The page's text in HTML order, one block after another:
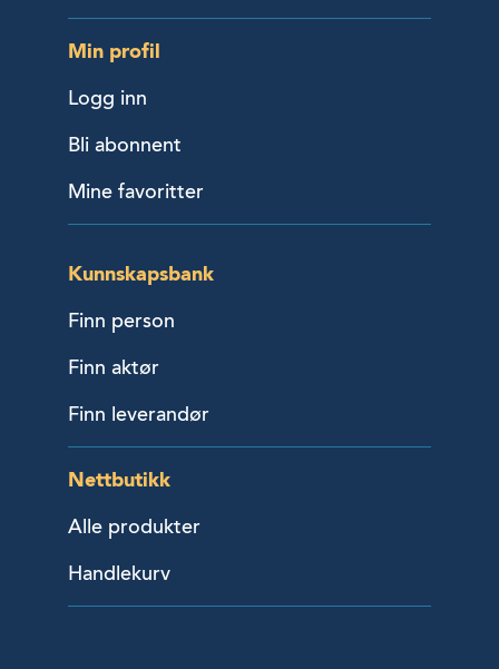
Min profil
Logg inn
Bli abonnent
Mine favoritter
Kunnskapsbank
Finn person
Finn aktør
Finn leverandør
Nettbutikk
Alle produkter
Handlekurv